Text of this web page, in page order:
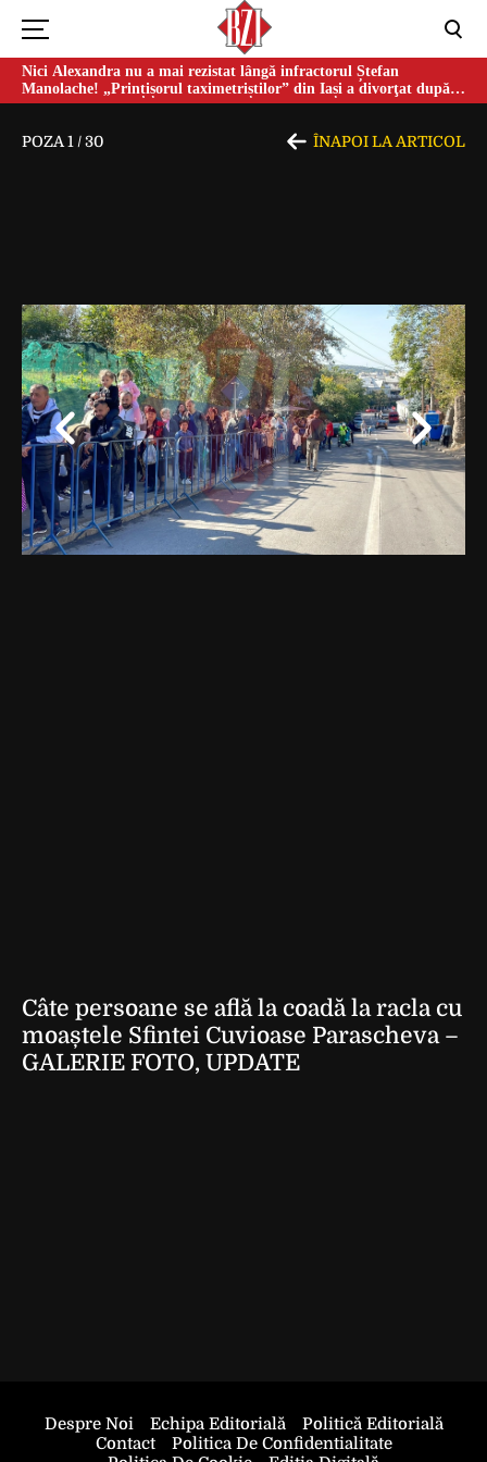
Nici Alexandra nu a mai rezistat lângă infractorul Ștefan
Manolache! „Prințișorul taximetriștilor” din Iași a divorţat după
doi ani de căsnicie
POZA 1 /30 ÎNAPOI LA ARTICOL
Câte persoane se află la coadă la racla cu
moaștele Sfintei Cuvioase Parascheva –
GALERIE FOTO, UPDATE
Despre Noi Echipa Editorială
Politică Editorială
Contact
Politica De Confidentialitate